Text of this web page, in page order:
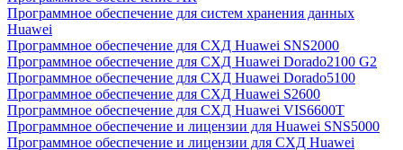
Программное обеспечение для систем хранения данных
Huawei
Программное обеспечение для СХД Huawei SNS2000
Программное обеспечение для СХД Huawei Dorado2100 G2
Программное обеспечение для СХД Huawei Dorado5100
Программное обеспечение для СХД Huawei S2600
Программное обеспечение для СХД Huawei VIS6600T
Программное обеспечение и лицензии для Huawei SNS5000
Программное обеспечение и лицензии для СХД Huawei